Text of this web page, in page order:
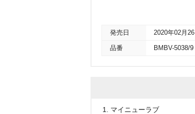
発売日 2020年02月26
品番 BMBV-5038/9
1. マイニューラブ